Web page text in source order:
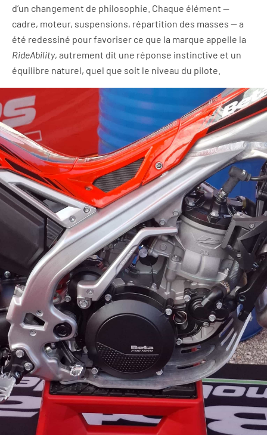
d’un changement de philosophie. Chaque élément —
cadre, moteur, suspensions, répartition des masses — a
été redessiné pour favoriser ce que la marque appelle la
RideAbility, autrement dit une réponse instinctive et un
équilibre naturel, quel que soit le niveau du pilote.